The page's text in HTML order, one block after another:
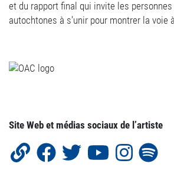
et du rapport final qui invite les
autochtones à s’unir pour montrer la voie
Site Web et médias sociaux de l’artiste